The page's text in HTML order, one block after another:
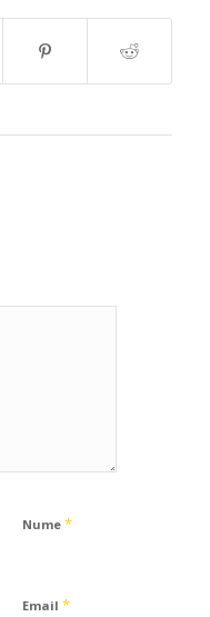
Nume *
Email *